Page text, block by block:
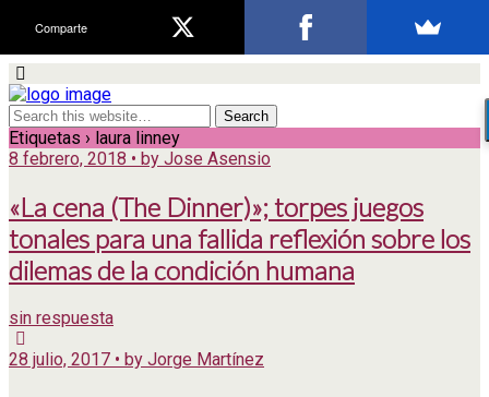
Etiquetas › laura linney
8 febrero, 2018 • by Jose Asensio
«La cena (The Dinner)»; torpes juegos
tonales para una fallida reflexión sobre los
dilemas de la condición humana
sin respuesta
28 julio, 2017 • by Jorge Martínez
Comparte